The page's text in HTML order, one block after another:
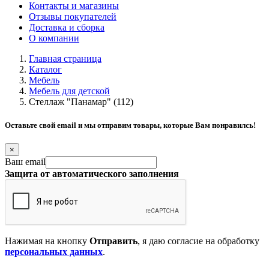
Контакты и магазины
Отзывы покупателей
Доставка и сборка
О компании
Главная страница
Каталог
Мебель
Мебель для детской
Стеллаж "Панамар" (112)
Оставьте свой email и мы отправим товары, которые Вам понравилсь!
×
Ваш email
Защита от автоматического заполнения
Нажимая на кнопку Отправить, я даю согласие на обработку
персональных данных.